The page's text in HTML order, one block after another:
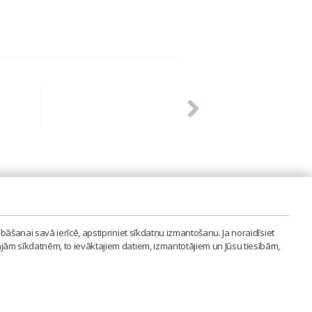
savā ierīcē, apstipriniet sīkdatņu izmantošanu. Ja noraidīsiet
sīkdatnēm, to ievāktajiem datiem, izmantotājiem un Jūsu tiesībām,